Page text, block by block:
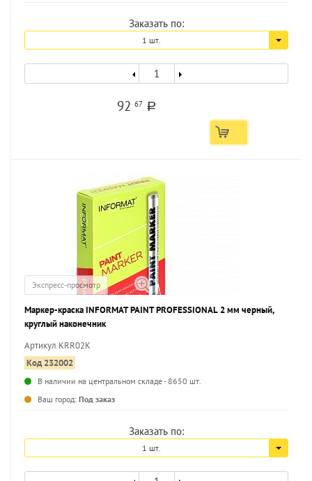
Заказать по:
1 шт.
9267 a
Экспресс-просмотр
Маркер-краска INFORMAT PAINT PROFESSIONAL 2 мм черный,
круглый наконечник
Артикул KRR02K
Код 232002
В наличии на центральном складе - 8650 шт.
Ваш город: Под заказ
Заказать по:
1 шт.